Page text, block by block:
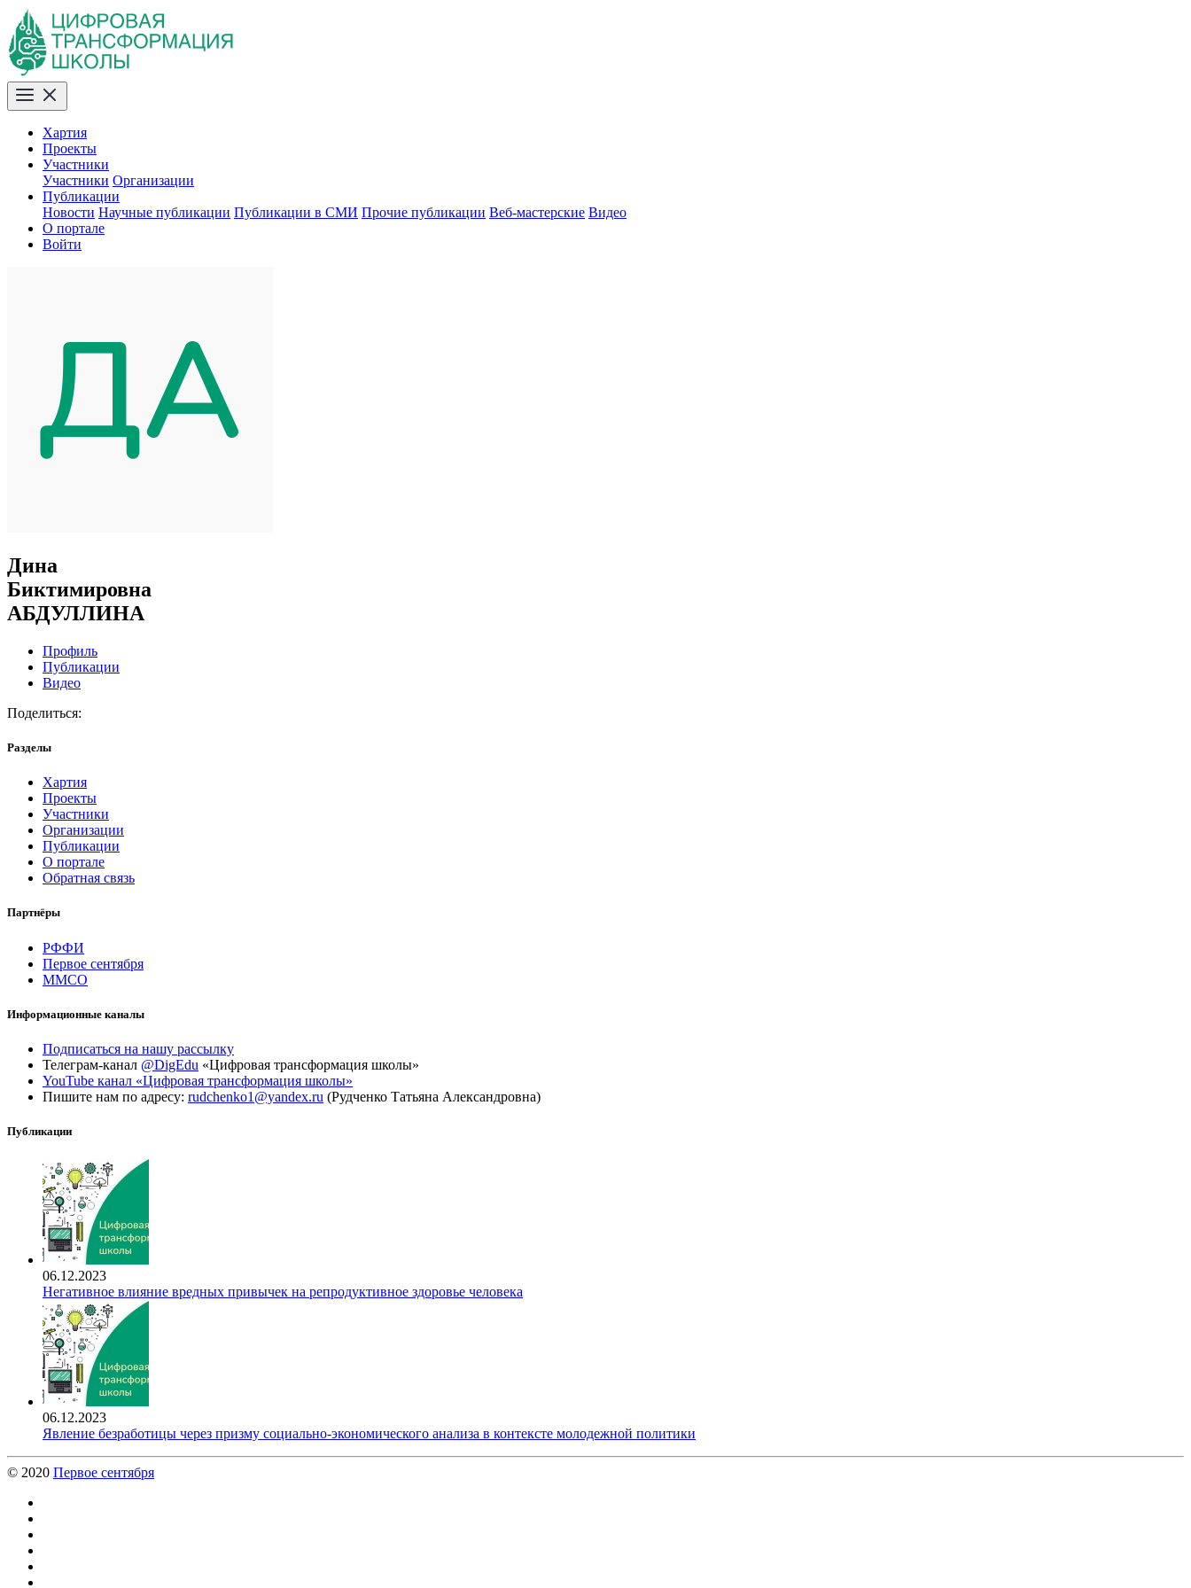
Хартия
Проекты
Участники
Участники Организации
Публикации
Новости Научные публикации Публикации в СМИ Прочие публикации Веб-мастерские Видео
О портале
Войти
Дина
Биктимировна
АБДУЛЛИНА
Профиль
Публикации
Видео
Поделиться:
Разделы
Хартия
Проекты
Участники
Организации
Публикации
О портале
Обратная связь
Партнёры
РФФИ
Первое сентября
ММСО
Информационные каналы
Подписаться на нашу рассылку
Телеграм-канал @DigEdu «Цифровая трансформация школы»
YouTube канал «Цифровая трансформация школы»
Пишите нам по адресу: rudchenko1@yandex.ru (Рудченко Татьяна Александровна)
Публикации
06.12.2023
Негативное влияние вредных привычек на репродуктивное здоровье человека
06.12.2023
Явление безработицы через призму социально-экономического анализа в контексте молодежной политики
© 2020 Первое сентября